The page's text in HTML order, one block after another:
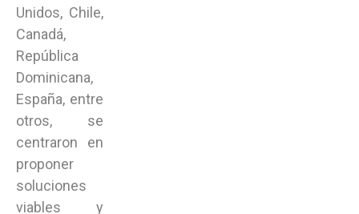
Unidos, Chile,
Canadá,
República
Dominicana,
España, entre
otros, se
centraron en
proponer
soluciones
viables y